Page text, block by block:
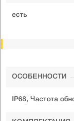
есть
ОСОБЕННОСТИ
IP68, Частота